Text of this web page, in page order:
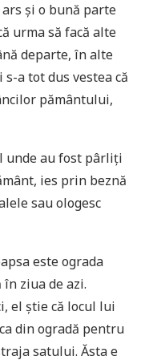
și o bună parte
urma să facă alte
departe, în alte
a tot dus vestea că
pământului,
unde au fost pârliți
ies prin beznă
sau ologesc
este ograda
ziua de azi.
el știe că locul lui
din ogradă pentru
satului. Ăsta e